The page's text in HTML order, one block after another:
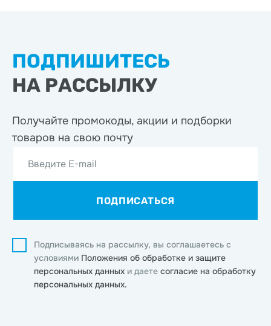
ПОДПИШИТЕСЬ
НА РАССЫЛКУ
Получайте промокоды, акции и подборки
товаров на свою почту
Введите E-mail
ПОДПИСАТЬСЯ
Подписываясь на рассылку, вы соглашаетесь с
условиями Положения об обработке и защите
персональных данных и даете согласие на обработку
персональных данных.